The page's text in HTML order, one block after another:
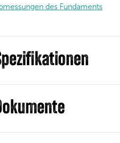
des Fundaments